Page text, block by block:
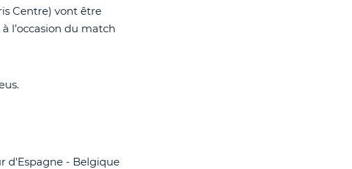
Centre) vont être
l’occasion du match
d'Espagne - Belgique